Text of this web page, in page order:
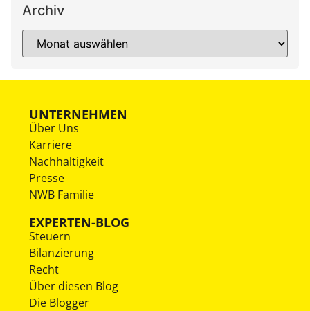
Archiv
UNTERNEHMEN
Über Uns
Karriere
Nachhaltigkeit
Presse
NWB Familie
EXPERTEN-BLOG
Steuern
Bilanzierung
Recht
Über diesen Blog
Die Blogger